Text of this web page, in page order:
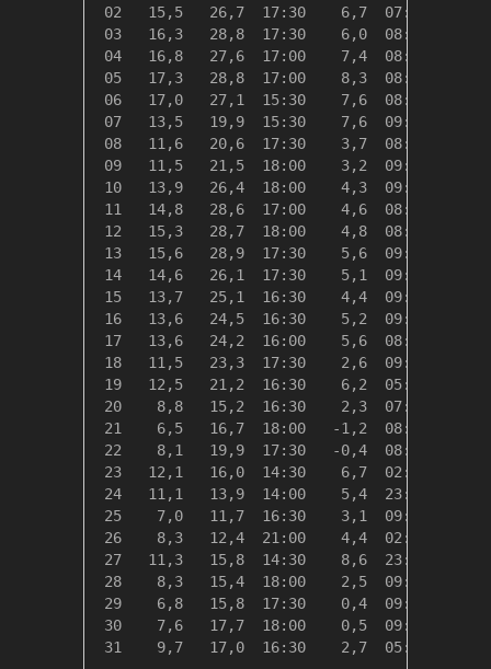
02   15,5   26,7  17:30    6,7  07:30
03   16,3   28,8  17:30    6,0  08:30
04   16,8   27,6  17:00    7,4  08:30
05   17,3   28,8  17:00    8,3  08:30
06   17,0   27,1  15:30    7,6  08:30
07   13,5   19,9  15:30    7,6  09:00
08   11,6   20,6  17:30    3,7  08:30
09   11,5   21,5  18:00    3,2  09:00
10   13,9   26,4  18:00    4,3  09:00
11   14,8   28,6  17:00    4,6  08:30
12   15,3   28,7  18:00    4,8  08:30
13   15,6   28,9  17:30    5,6  09:00
14   14,6   26,1  17:30    5,1  09:00
15   13,7   25,1  16:30    4,4  09:00
16   13,6   24,5  16:30    5,2  09:00
17   13,6   24,2  16:00    5,6  08:00
18   11,5   23,3  17:30    2,6  09:00
19   12,5   21,2  16:30    6,2  05:30
20    8,8   15,2  16:30    2,3  07:30
21    6,5   16,7  18:00   -1,2  08:30
22    8,1   19,9  17:30   -0,4  08:00
23   12,1   16,0  14:30    6,7  02:30
24   11,1   13,9  14:00    5,4  23:59
25    7,0   11,7  16:30    3,1  09:00
26    8,3   12,4  21:00    4,4  02:30
27   11,3   15,8  14:30    8,6  23:59
28    8,3   15,4  18:00    2,5  09:30
29    6,8   15,8  17:30    0,4  09:00
30    7,6   17,7  18:00    0,5  09:00
31    9,7   17,0  16:30    2,7  05:00